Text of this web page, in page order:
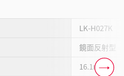
LK-H027K
鏡面反射型
16.1mm